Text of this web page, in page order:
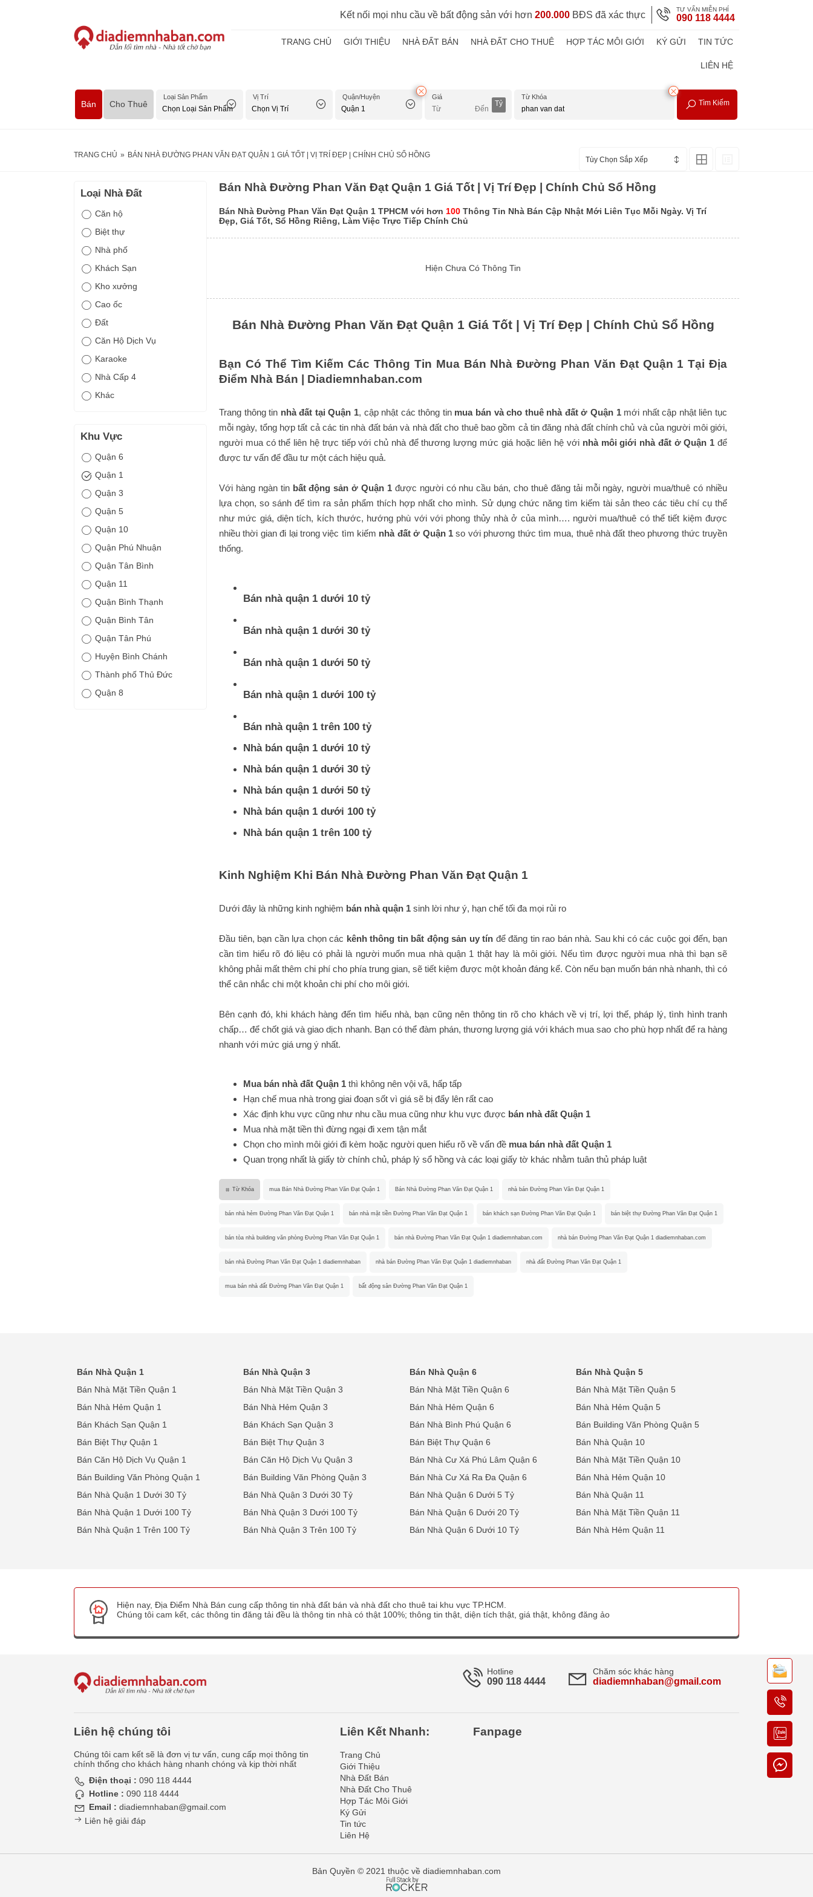
Kết nối mọi nhu cầu về bất động sản với hơn 200.000 BĐS đã xác thực TƯ VẤN MIỄN PHÍ
090 118 4444
TRANG CHỦ GIỚI THIỆU NHÀ ĐẤT BÁN NHÀ ĐẤT CHO THUÊ HỢP TÁC MÔI GIỚI KÝ GỬI TIN TỨC
LIÊN HỆ
Bán Cho Thuê
Loại Sản Phẩm Vị Trí Quận/Huyện Giá
Tỷ
Từ Khóa
Tìm Kiếm
TRANG CHỦ » BÁN NHÀ ĐƯỜNG PHAN VĂN ĐẠT QUẬN 1 GIÁ TỐT | VỊ TRÍ ĐẸP | CHÍNH CHỦ SỔ HỒNG
Tùy Chọn Sắp Xếp
Loại Nhà Đất
Căn hộ
Biệt thự
Nhà phố
Khách Sạn
Kho xưởng
Cao ốc
Đất
Căn Hộ Dịch Vụ
Karaoke
Nhà Cấp 4
Khác
Khu Vực
Quận 6
Quận 1
Quận 3
Quận 5
Quận 10
Quận Phú Nhuận
Quận Tân Bình
Quận 11
Quận Bình Thạnh
Quận Bình Tân
Quận Tân Phú
Huyện Bình Chánh
Thành phố Thủ Đức
Quận 8
Bán Nhà Đường Phan Văn Đạt Quận 1 Giá Tốt | Vị Trí Đẹp | Chính Chủ Sổ Hồng
Bán Nhà Đường Phan Văn Đạt Quận 1 TPHCM với hơn 100 Thông Tin Nhà Bán Cập Nhật Mới Liên Tục Mỗi Ngày. Vị Trí
Đẹp, Giá Tốt, Sổ Hồng Riêng, Làm Việc Trực Tiếp Chính Chủ
Hiện Chưa Có Thông Tin
Bán Nhà Đường Phan Văn Đạt Quận 1 Giá Tốt | Vị Trí Đẹp | Chính Chủ Sổ Hồng
Bạn Có Thể Tìm Kiếm Các Thông Tin Mua Bán Nhà Đường Phan Văn Đạt Quận 1 Tại Địa
Điểm Nhà Bán | Diadiemnhaban.com
Trang thông tin nhà đất tại Quận 1, cập nhật các thông tin mua bán và cho thuê nhà đất ở Quận 1mới nhất cập nhật liên tục
mỗi ngày, tổng hợp tất cả các tin nhà đất bán và nhà đất cho thuê bao gồm cả tin đăng nhà đất chính chủ và của người môi giới,
người mua có thể liên hệ trực tiếp với chủ nhà để thương lượng mức giá hoặc liên hệ với nhà môi giới nhà đất ở Quận 1 để
được tư vấn để đầu tư một cách hiệu quả.
Với hàng ngàn tin bất động sản ở Quận 1được người có nhu cầu bán, cho thuê đăng tải mỗi ngày, người mua/thuê có nhiều
lựa chọn, so sánh để tìm ra sản phẩm thích hợp nhất cho mình. Sử dụng chức năng tìm kiếm tài sản theo các tiêu chí cụ thể
như mức giá, diện tích, kích thước, hướng phù với với phong thủy nhà ở của mình…. người mua/thuê có thể tiết kiệm được
nhiều thời gian đi lại trong việc tìm kiếm nhà đất ở Quận 1 so với phương thức tìm mua, thuê nhà đất theo phương thức truyền
thống.
Bán nhà quận 1 dưới 10 tỷ
Bán nhà quận 1 dưới 30 tỷ
Bán nhà quận 1 dưới 50 tỷ
Bán nhà quận 1 dưới 100 tỷ
Bán nhà quận 1 trên 100 tỷ
Nhà bán quận 1 dưới 10 tỷ
Nhà bán quận 1 dưới 30 tỷ
Nhà bán quận 1 dưới 50 tỷ
Nhà bán quận 1 dưới 100 tỷ
Nhà bán quận 1 trên 100 tỷ
Kinh Nghiệm Khi Bán Nhà Đường Phan Văn Đạt Quận 1
Dưới đây là những kinh nghiệm bán nhà quận 1 sinh lời như ý, hạn chế tối đa mọi rủi ro
Đầu tiên, bạn cần lựa chọn các kênh thông tin bất động sản uy tín để đăng tin rao bán nhà. Sau khi có các cuộc gọi đến, bạn
cần tìm hiểu rõ đó liệu có phải là người muốn mua nhà quận 1 thật hay là môi giới. Nếu tìm được người mua nhà thì bạn sẽ
không phải mất thêm chi phí cho phía trung gian, sẽ tiết kiệm được một khoản đáng kể. Còn nếu bạn muốn bán nhà nhanh, thì có
thể cân nhắc chi một khoản chi phí cho môi giới.
Bên cạnh đó, khi khách hàng đến tìm hiểu nhà, bạn cũng nên thông tin rõ cho khách về vị trí, lợi thế, pháp lý, tình hình tranh
chấp… để chốt giá và giao dịch nhanh. Bạn có thể đàm phán, thương lượng giá với khách mua sao cho phù hợp nhất để ra hàng
nhanh với mức giá ưng ý nhất.
Mua bán nhà đất Quận 1 thì không nên vội vã, hấp tấp
Hạn chế mua nhà trong giai đoạn sốt vì giá sẽ bị đẩy lên rất cao
Xác định khu vực cũng như nhu cầu mua cũng như khu vực được bán nhà đất Quận 1
Mua nhà mặt tiền thì đừng ngại đi xem tận mắt
Chọn cho mình môi giới đi kèm hoặc người quen hiểu rõ về vấn đề mua bán nhà đất Quận 1
Quan trọng nhất là giấy tờ chính chủ, pháp lý sổ hồng và các loại giấy tờ khác nhằm tuân thủ pháp luật
Từ Khóa mua Bán Nhà Đường Phan Văn Đạt Quận 1 Bán Nhà Đường Phan Văn Đạt Quận 1 nhà bán Đường Phan Văn Đạt Quận 1
bán nhà hẻm Đường Phan Văn Đạt Quận 1 bán nhà mặt tiền Đường Phan Văn Đạt Quận 1 bán khách sạn Đường Phan Văn Đạt Quận 1 bán biệt thự Đường Phan Văn Đạt Quận 1
bán tòa nhà building văn phòng Đường Phan Văn Đạt Quận 1 bán nhà Đường Phan Văn Đạt Quận 1 diadiemnhaban.com nhà bán Đường Phan Văn Đạt Quận 1 diadiemnhaban.com
bán nhà Đường Phan Văn Đạt Quận 1 diadiemnhaban nhà bán Đường Phan Văn Đạt Quận 1 diadiemnhaban nhà đất Đường Phan Văn Đạt Quận 1
mua bán nhà đất Đường Phan Văn Đạt Quận 1 bất động sản Đường Phan Văn Đạt Quận 1
Bán Nhà Quận 1 Bán Nhà Quận 3 Bán Nhà Quận 6
Bán Nhà Quận 5
Bán Nhà Mặt Tiền Quận 1
Bán Nhà Mặt Tiền Quận 3 Bán Nhà Mặt Tiền Quận 6
Bán Nhà Mặt Tiền Quận 5
Bán Nhà Hẻm Quận 1
Bán Nhà Hẻm Quận 3 Bán Nhà Hẻm Quận 6
Bán Nhà Hẻm Quận 5
Bán Khách Sạn Quận 1
Bán Khách Sạn Quận 3 Bán Nhà Bình Phú Quận 6
Bán Building Văn Phòng Quận 5
Bán Biệt Thự Quận 1
Bán Biệt Thự Quận 3 Bán Biệt Thự Quận 6
Bán Nhà Quận 10
Bán Căn Hộ Dịch Vụ Quận 1
Bán Căn Hộ Dịch Vụ Quận 3 Bán Nhà Cư Xá Phú Lâm Quận 6
Bán Nhà Mặt Tiền Quận 10
Bán Building Văn Phòng Quận 1
Bán Building Văn Phòng Quận 3 Bán Nhà Cư Xá Ra Đa Quận 6
Bán Nhà Hẻm Quận 10
Bán Nhà Quận 1 Dưới 30 Tỷ
Bán Nhà Quận 3 Dưới 30 Tỷ Bán Nhà Quận 6 Dưới 5 Tỷ
Bán Nhà Quận 11
Bán Nhà Quận 1 Dưới 100 Tỷ
Bán Nhà Quận 3 Dưới 100 Tỷ Bán Nhà Quận 6 Dưới 20 Tỷ
Bán Nhà Mặt Tiền Quận 11
Bán Nhà Quận 1 Trên 100 Tỷ
Bán Nhà Quận 3 Trên 100 Tỷ Bán Nhà Quận 6 Dưới 10 Tỷ Bán Nhà Hẻm Quận 11
Hiện nay, Địa Điểm Nhà Bán cung cấp thông tin nhà đất bán và nhà đất cho thuê tai khu vực TP.HCM.
Chúng tôi cam kết, các thông tin đăng tải đều là thông tin nhà có thật 100%; thông tin thật, diện tích thật, giá thật, không đăng ảo
Hotline
090 118 4444
Chăm sóc khác hàng
diadiemnhaban@gmail.com
Liên hệ chúng tôi
Chúng tôi cam kết sẽ là đơn vị tư vấn, cung cấp mọi thông tin
chính thống cho khách hàng nhanh chóng và kịp thời nhất
Điện thoại : 090 118 4444
Hotline : 090 118 4444
Email : diadiemnhaban@gmail.com
Liên hệ giải đáp
Liên Kết Nhanh:
Trang Chủ
Giới Thiệu
Nhà Đất Bán
Nhà Đất Cho Thuê
Hợp Tác Môi Giới
Ký Gửi
Tin tức
Liên Hệ
Fanpage
Bản Quyền © 2021 thuộc về diadiemnhaban.com